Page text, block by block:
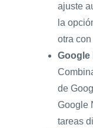
ajuste
la
otra
Google
de
Google
tareas